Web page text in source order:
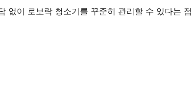
없이 로보락 청소기를 꾸준히 관리할 수 있다는 점